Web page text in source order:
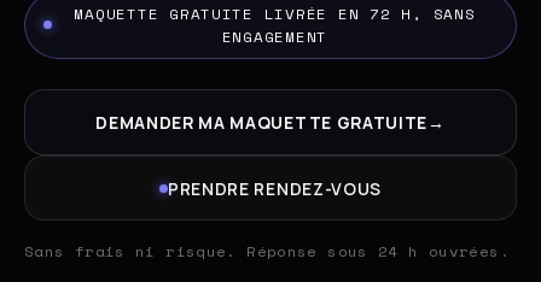
MAQUETTE GRATUITE LIVRÉE EN 72 H, SANS
ENGAGEMENT
DEMANDER MA MAQUETTE GRATUITE→
PRENDRE RENDEZ-VOUS
Sans frais ni risque. Réponse sous 24 h ouvrées.